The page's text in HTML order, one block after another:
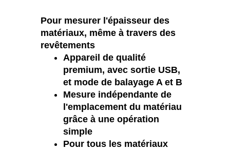
Pour mesurer l'épaisseur des
matériaux, même à travers des
revêtements
Appareil de qualité
premium, avec sortie USB,
et mode de balayage A et B
Mesure indépendante de
l'emplacement du matériau
grâce à une opération
simple
Pour tous les matériaux